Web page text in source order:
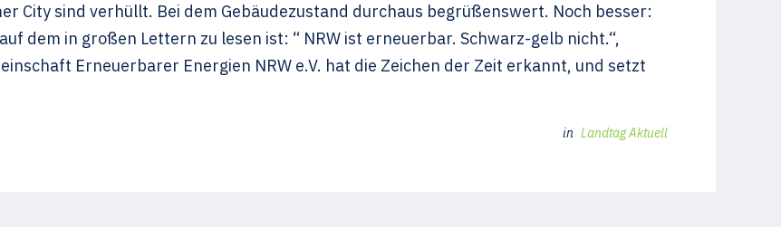
City sind verhüllt. Bei dem Gebäudezustand durchaus begrüßenswert. Noch besser:
dem in großen Lettern zu lesen ist: “ NRW ist erneuerbar. Schwarz-gelb nicht.“,
Erneuerbarer Energien NRW e.V. hat die Zeichen der Zeit erkannt, und setzt
in Landtag Aktuell